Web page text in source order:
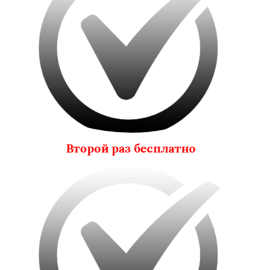
Второй раз бесплатно